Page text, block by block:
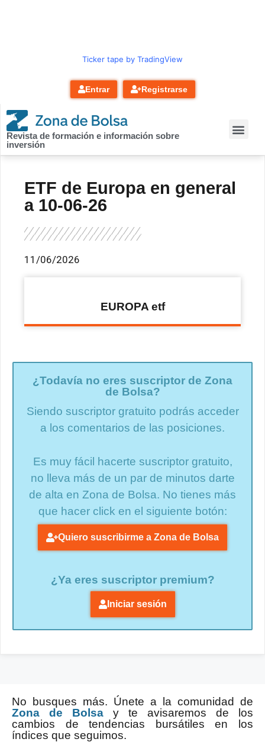
Ticker tape by TradingView
Entrar Registrarse
Revista de formación e información sobre
inversión
ETF de Europa en general
a 10-06-26
11/06/2026
EUROPA etf
¿Todavía no eres suscriptor de Zona
de Bolsa?
Siendo suscriptor gratuito podrás acceder
a los comentarios de las posiciones.
Es muy fácil hacerte suscriptor gratuito,
no lleva más de un par de minutos darte
de alta en Zona de Bolsa. No tienes más
que hacer click en el siguiente botón:
Quiero suscribirme a Zona de Bolsa
¿Ya eres suscriptor premium?
Iniciar sesión
No busques más. Únete a la comunidad de
Zona de Bolsa y te avisaremos de los
cambios de tendencias bursátiles en los
índices que seguimos.